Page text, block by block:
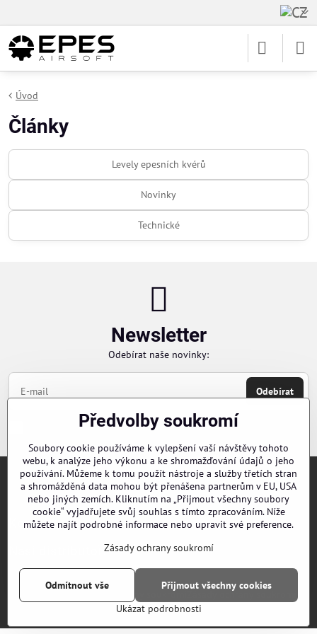
Úvod
Články
Levely epesních kvérů
Novinky
Technické
Newsletter
Odebírat naše novinky:
Odebírat
Chci se přihlásit k odběru novinek e-mailem
Objednávky
Kontakty
Naši distributoři
Předvolby soukromí
Zásady ochrany soukromí
Vytvořeno systémem:ByznysWeb.cz
Předvolby soukromí
Soubory cookie používáme k vylepšení vaší návštěvy tohoto
webu, k analýze jeho výkonu a ke shromažďování údajů o jeho
používání. Můžeme k tomu použít nástroje a služby třetích stran
a shromážděná data mohou být přenášena partnerům v EU, USA
nebo jiných zemích. Kliknutím na „Přijmout všechny soubory
cookie“ vyjadřujete svůj souhlas s tímto zpracováním. Níže
můžete najít podrobné informace nebo upravit své preference.
Zásady ochrany soukromí
Ukázat podrobnosti
Přijmout všechny cookies
Odmítnout vše